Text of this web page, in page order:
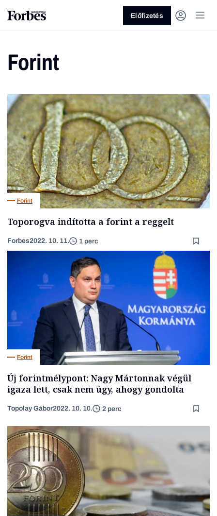
Vagy fedezze fel a következő
témákat
Üzlet Pénz Zöld Legyél jobb!
Előfizetés
Forint
Forint
Toporogva indította a forint a reggelt
Forbes2022. 10. 11. 1 perc
Forint
Új forintmélypont: Nagy Mártonnak végül
igaza lett, csak nem úgy, ahogy gondolta
Topolay Gábor2022. 10. 10. 2 perc